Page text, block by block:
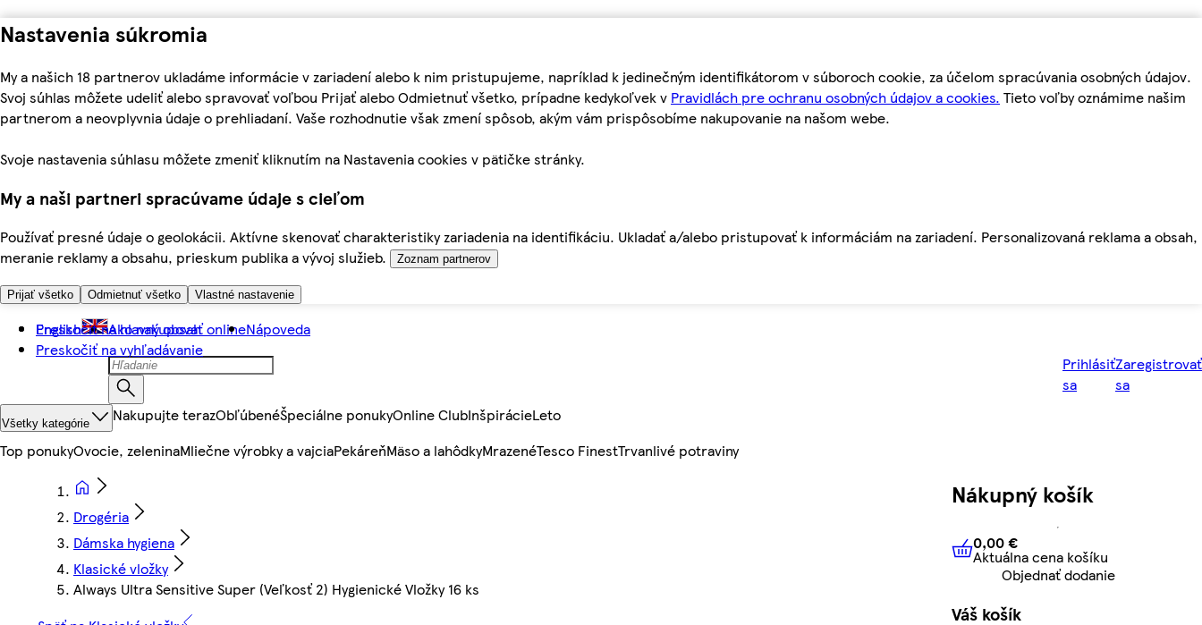
Nastavenia súkromia
My a našich 18 partnerov ukladáme informácie v zariadení alebo k nim pristupujeme, napríklad k jedinečným identifikátorom v súboroch cookie, za účelom spracúvania osobných údajov.
Svoj súhlas môžete udeliť alebo spravovať voľbou Prijať alebo Odmietnuť všetko, prípadne kedykoľvek v Pravidlách pre ochranu osobných údajov a cookies. Tieto voľby oznámime našim
partnerom a neovplyvnia údaje o prehliadaní. Vaše rozhodnutie však zmení spôsob, akým vám prispôsobíme nakupovanie na našom webe.
Svoje nastavenia súhlasu môžete zmeniť kliknutím na Nastavenia cookies v pätičke stránky.
My a naši partneri spracúvame údaje s cieľom
Používať presné údaje o geolokácii. Aktívne skenovať charakteristiky zariadenia na identifikáciu. Ukladať a/alebo pristupovať k informáciám na zariadení. Personalizovaná reklama a obsah,
meranie reklamy a obsahu, prieskum publika a vývoj služieb.
Zoznam partnerov
Prijať všetko Odmietnuť všetko Vlastné nastavenie
Preskočiť na hlavný obsah
Preskočiť na vyhľadávanie
English Ako nakupovať onlineNápoveda
Prihlásiť
sa
Zaregistrovať
sa
Všetky kategórie Nakupujte terazObľúbenéŠpeciálne ponukyOnline ClubInšpirácieLeto
Top ponukyOvocie, zeleninaMliečne výrobky a vajciaPekáreňMäso a lahôdkyMrazenéTesco FinestTrvanlivé potraviny
Drogéria
Dámska hygiena
Klasické vložky
Always Ultra Sensitive Super (Veľkosť 2) Hygienické Vložky 16 ks
Nákupný košík
0,00 € Aktuálna cena košíku
0,00 €
Aktuálna cena košíku
Objednať dodanie
Váš košík